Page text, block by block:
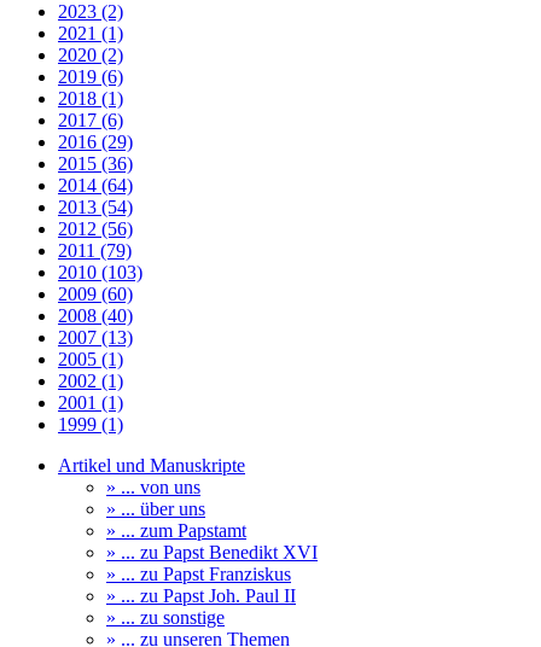
2023 (2)
2021 (1)
2020 (2)
2019 (6)
2018 (1)
2017 (6)
2016 (29)
2015 (36)
2014 (64)
2013 (54)
2012 (56)
2011 (79)
2010 (103)
2009 (60)
2008 (40)
2007 (13)
2005 (1)
2002 (1)
2001 (1)
1999 (1)
Artikel und Manuskripte
» ... von uns
» ... über uns
» ... zum Papstamt
» ... zu Papst Benedikt XVI
» ... zu Papst Franziskus
» ... zu Papst Joh. Paul II
» ... zu sonstige
» ... zu unseren Themen